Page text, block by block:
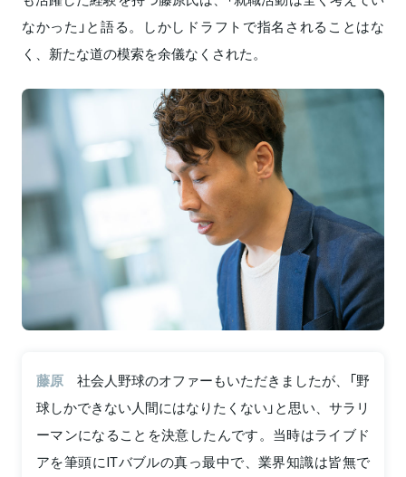
なかった」と語る。しかしドラフトで指名されることはな
く、新たな道の模索を余儀なくされた。
藤原
社会人野球のオファーもいただきましたが、「野
球しかできない人間にはなりたくない」と思い、サラリ
ーマンになることを決意したんです。当時はライブド
アを筆頭にITバブルの真っ最中で、業界知識は皆無で